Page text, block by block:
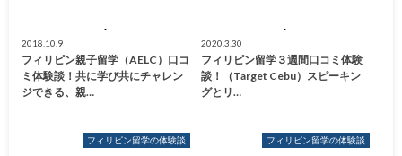
2018.10.9
フィリピン親子留学（AELC）口コ
ミ体験談！共に学び共にチャレン
ジできる、親…
2020.3.30
フィリピン留学３週間口コミ体験
談！（Target Cebu）スピーキン
グとリ…
フィリピン留学の体験談 フィリピン留学の体験談